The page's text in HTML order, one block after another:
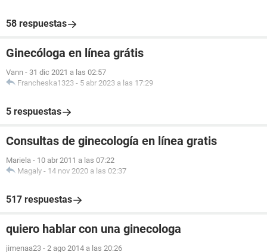
58 respuestas
Ginecóloga en línea grátis
Vann - 31 dic 2021 a las 02:57
Francheska1323 - 5 abr 2023 a las 17:29
5 respuestas
Consultas de ginecología en línea gratis
Mariela - 10 abr 2011 a las 07:22
Magaly - 14 nov 2020 a las 02:37
517 respuestas
quiero hablar con una ginecologa
jimenaa23 - 2 ago 2014 a las 20:26